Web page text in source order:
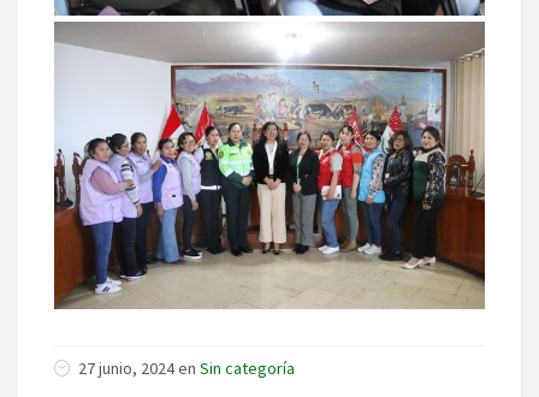
27 junio, 2024 en Sin categoría